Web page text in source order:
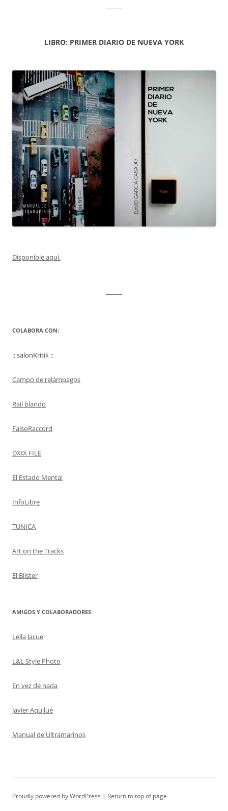
--------
LIBRO: PRIMER DIARIO DE NUEVA YORK
Disponible aquí.
--------
COLABORA CON:
:: salonKritik ::
Campo de relámpagos
Rail blando
FalsoRaccord
DXIX FILE
El Estado Mental
InfoLibre
TUNICA
Art on the Tracks
El Blister
AMIGOS Y COLABORADORES
Leila Jacue
L&L Style Photo
En vez de nada
Javier Aquilué
Manual de Ultramarinos
Proudly powered by WordPress Return to top of page